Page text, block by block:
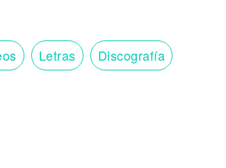
Letras Discografía